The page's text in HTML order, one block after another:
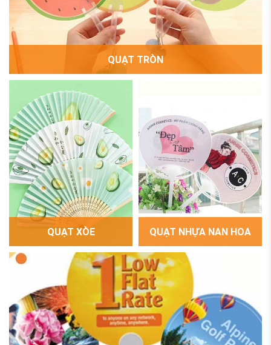
QUẠT TRÒN
QUẠT XÒE QUẠT NHỰA NAN HOA